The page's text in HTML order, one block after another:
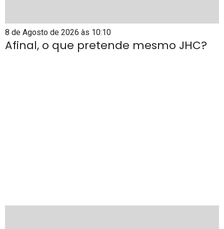
8 de Agosto de 2026 às 10:10
Afinal, o que pretende mesmo JHC?